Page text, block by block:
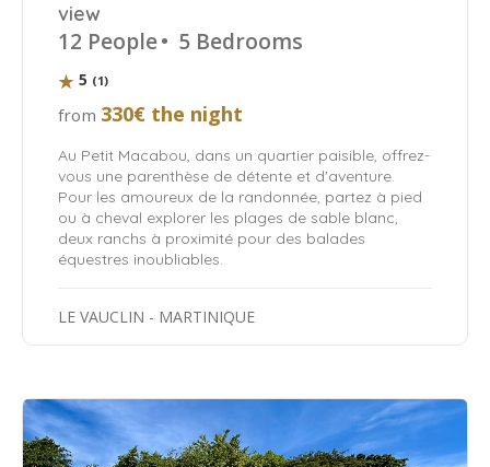
view
12 People• 5 Bedrooms
5 (1)
from 330€ the night
Au Petit Macabou, dans un quartier paisible, offrez-
vous une parenthèse de détente et d'aventure.
Pour les amoureux de la randonnée, partez à pied
ou à cheval explorer les plages de sable blanc,
deux ranchs à proximité pour des balades
équestres inoubliables.
LE VAUCLIN - MARTINIQUE